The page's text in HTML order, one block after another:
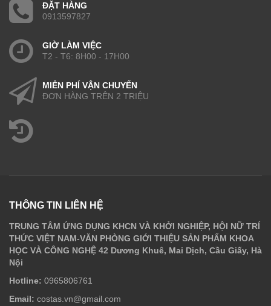
ĐẶT HÀNG
0913597827
GIỜ LÀM VIỆC
T2 - T6: 8H00 - 17H00
MIỄN PHÍ VẬN CHUYỂN
ĐƠN HÀNG TRÊN 2 TRIỆU
THÔNG TIN LIÊN HỆ
TRUNG TÂM ỨNG DỤNG KHCN VÀ KHỞI NGHIỆP, HỘI NỮ TRÍ
THỨC VIỆT NAM-VĂN PHÒNG GIỚI THIỆU SẢN PHẨM KHOA
HỌC VÀ CÔNG NGHỆ 42 Dương Khuê, Mai Dịch, Cầu Giấy, Hà
Nội
Hotline: 0965806761
Email: costas.vn@gmail.com